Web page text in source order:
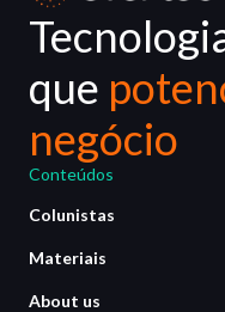
que
negócio
Conteúdos
Colunistas
Materiais
About us